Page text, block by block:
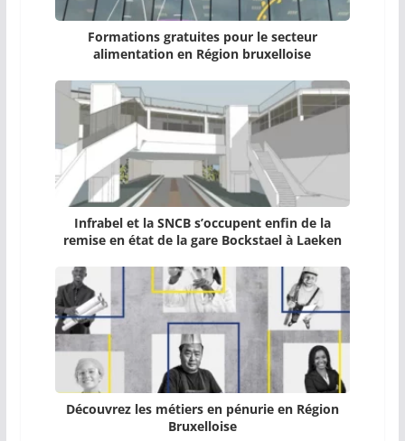
Formations gratuites pour le secteur
alimentation en Région bruxelloise
Infrabel et la SNCB s’occupent enfin de la
remise en état de la gare Bockstael à Laeken
Découvrez les métiers en pénurie en Région
Bruxelloise